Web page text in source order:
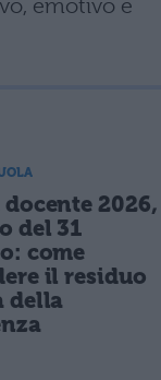
emotivo e
2026,
del 31
come
il residuo
della